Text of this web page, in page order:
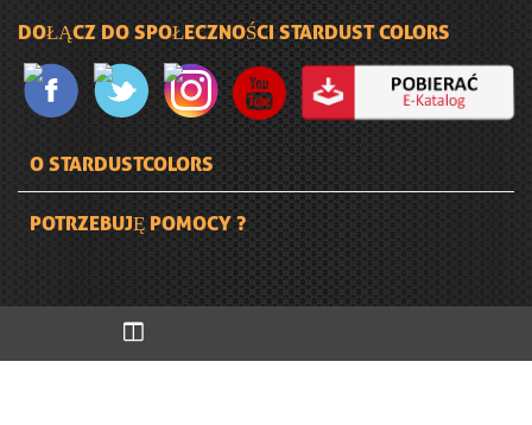
DOŁĄCZ DO SPOŁECZNOŚCI STARDUST COLORS
O STARDUSTCOLORS
POTRZEBUJĘ POMOCY ?